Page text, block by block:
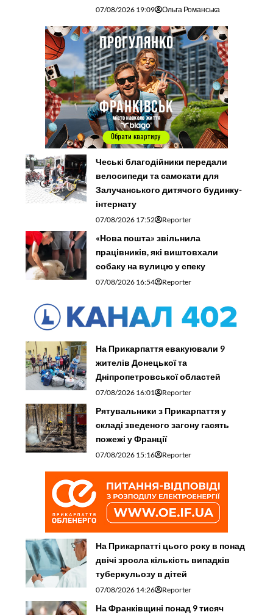
07/08/2026 19:09 Ольга Романська
Чеські благодійники передали
велосипеди та самокати для
Залучанського дитячого будинку-
інтернату
07/08/2026 17:52 Reporter
«Нова пошта» звільнила
працівників, які виштовхали
собаку на вулицю у спеку
07/08/2026 16:54 Reporter
На Прикарпаття евакуювали 9
жителів Донецької та
Дніпропетровської областей
07/08/2026 16:01 Reporter
Рятувальники з Прикарпаття у
складі зведеного загону гасять
пожежі у Франції
07/08/2026 15:16 Reporter
На Прикарпатті цього року в понад
двічі зросла кількість випадків
туберкульозу в дітей
07/08/2026 14:26 Reporter
На Франківщині понад 9 тисяч